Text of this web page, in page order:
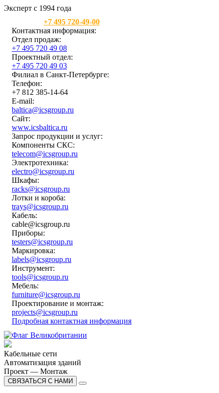
Эксперт с 1994 года
+7 495 720-49-00
Контактная информация:
Отдел продаж:
+7 495 720 49 08
Проектный отдел:
+7 495 720 49 03
Филиал в Санкт-Петербурге:
Телефон:
+7 812 385-14-64
E-mail:
baltica@icsgroup.ru
Сайт:
www.icsbaltica.ru
Запрос продукции и услуг:
Компоненты СКС:
telecom@icsgroup.ru
Электротехника:
electro@icsgroup.ru
Шкафы:
racks@icsgroup.ru
Лотки и короба:
trays@icsgroup.ru
Кабель:
cable@icsgroup.ru
Приборы:
testers@icsgroup.ru
Маркировка:
labels@icsgroup.ru
Инструмент:
tools@icsgroup.ru
Мебель:
furniture@icsgroup.ru
Проектирование и монтаж:
projects@icsgroup.ru
Подробная контактная информация
Кабельные сети
Автоматизация зданий
Проект — Монтаж
СВЯЗАТЬСЯ С НАМИ